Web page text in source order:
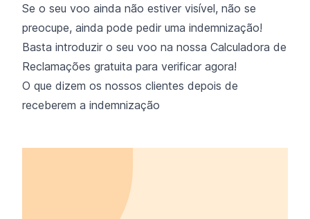
Se o seu voo ainda não estiver visível, não se
preocupe, ainda pode pedir uma indemnização!
Basta introduzir o seu voo na nossa Calculadora de
Reclamações gratuita para verificar agora!
O que dizem os nossos clientes depois de
receberem a indemnização